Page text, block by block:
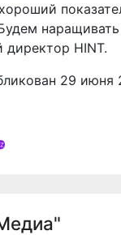
HINT.
29 июня